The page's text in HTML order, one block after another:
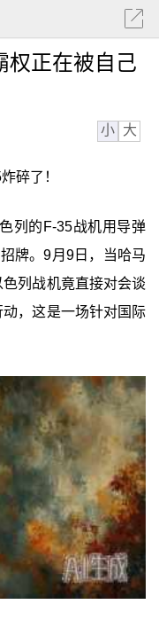
权正在被自己
小 大
碎了！
列的F-35战机用导弹
牌。9月9日，当哈马
列战机竟直接对会谈
，这是一场针对国际